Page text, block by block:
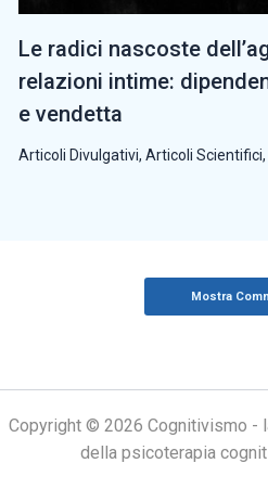
Le radici nascoste
relazioni intime:
e vendetta
Articoli Divulgativi, Articoli Scientifici,
Mostra
Copyright © 2026 Cognitivismo -
della psicoterapia